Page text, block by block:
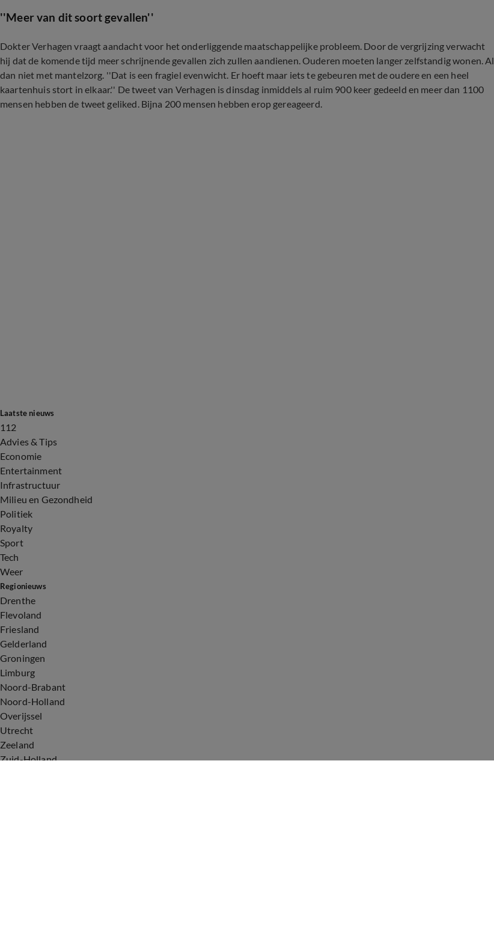
''Meer van dit soort gevallen''
Dokter Verhagen vraagt aandacht voor het onderliggende maatschappelijke probleem. Door de vergrijzing verwacht
hij dat de komende tijd meer schrijnende gevallen zich zullen aandienen. Ouderen moeten langer zelfstandig wonen. Al
dan niet met mantelzorg. ''Dat is een fragiel evenwicht. Er hoeft maar iets te gebeuren met de oudere en een heel
kaartenhuis stort in elkaar.'' De tweet van Verhagen is dinsdag inmiddels al ruim 900 keer gedeeld en meer dan 1100
mensen hebben de tweet geliked. Bijna 200 mensen hebben erop gereageerd.
Laatste nieuws
112
Advies & Tips
Economie
Entertainment
Infrastructuur
Milieu en Gezondheid
Politiek
Royalty
Sport
Tech
Weer
Regionieuws
Drenthe
Flevoland
Friesland
Gelderland
Groningen
Limburg
Noord-Brabant
Noord-Holland
Overijssel
Utrecht
Zeeland
Zuid-Holland